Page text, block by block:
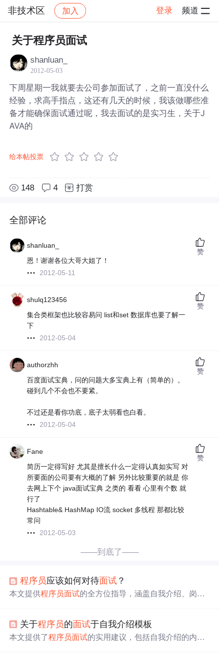
非技术区 加入 登录 频道
社区 非技术区
关于程序员面试
shanluan_
2012-05-03
下周星期一我就要去公司参加面试了，之前一直没什么
经验，求高手指点，这还有几天的时候，我该做哪些准
备才能确保面试通过呢，我去面试的是实习生，关于J
AVA的
给本帖投票
148 4 打赏
全部评论
shanluan_
恩！谢谢各位大哥大姐了！
2012-05-11
赞
shulq123456
集合类框架也比较容易问 list和set 数据库也要了解一
下
2012-05-04
赞
authorzhh
百度面试宝典，问的问题大多宝典上有（简单的）。
碰到几个不会也不要紧。
不过还是看你功底，底子太弱看也白看。
2012-05-04
赞
Fane
简历一定得写好 尤其是擅长什么一定得认真如实写 对
所要面的公司要有大概的了解 另外比较重要的就是 你
去网上下个 java面试宝典 之类的 看看 心里有个数 就
行了
Hashtable& HashMap IO流 socket 多线程 那都比较
常问
2012-05-03
赞
——到底了——
程序员应该如何对待面试 ？
本文提供程序员面试的全方位指导，涵盖自我介绍、岗位
力。关于程序员的面试于自我介绍模板
本文提供了程序员面试的实用建议，包括自我介绍的内